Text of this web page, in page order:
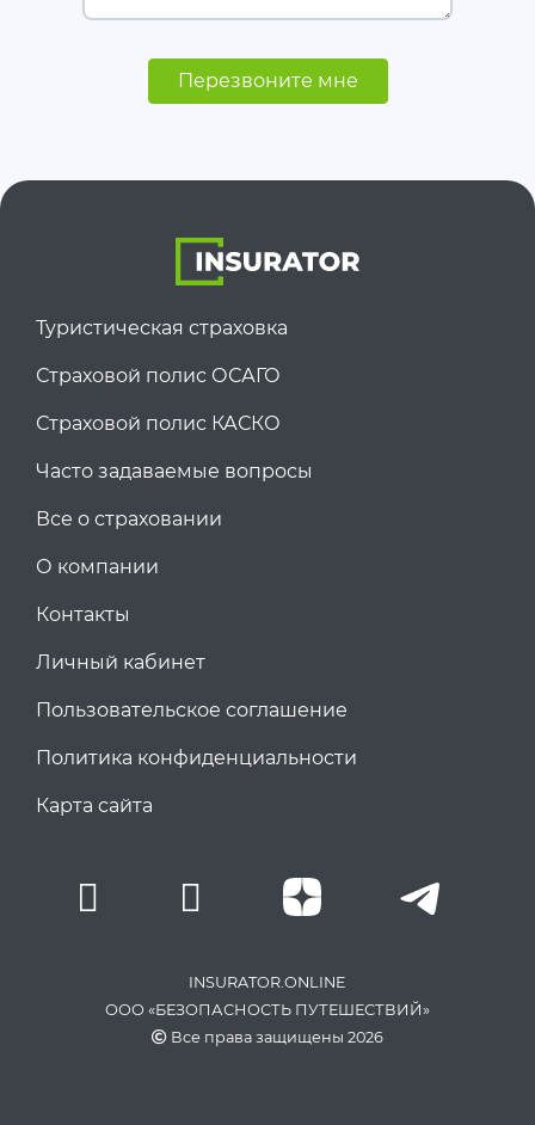
Перезвоните мне
Туристическая страховка
Страховой полис ОСАГО
Страховой полис КАСКО
Часто задаваемые вопросы
Все о страховании
О компании
Контакты
Личный кабинет
Пользовательское соглашение
Политика конфиденциальности
Карта сайта
INSURATOR.ONLINE
ООО «БЕЗОПАСНОСТЬ ПУТЕШЕСТВИЙ»
Все права защищены 2026